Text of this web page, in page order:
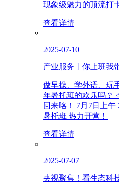
现象级魅力的顶流打
查看详情
2025-07-10
产业服务丨你上班我
做早操、学外语、
年暑托班的欢乐吗？
回来咯！ 7月7日上午
暑托班 热力开营！
查看详情
2025-07-07
央视聚焦！看生态科